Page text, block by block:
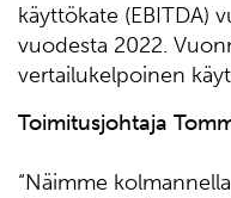
käyttökate (EBITDA)
vuodesta 2022.
vertailukelpoinen
Toimitusjohtaja
“Näimme